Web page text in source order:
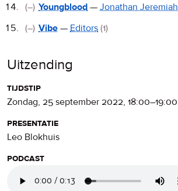
(–) Youngblood — Jonathan Jeremiah
(–) Vibe — Editors (1)
Uitzending
tijdstip
zondag, 25 september 2022, 18:00–19:00
presentatie
Leo Blokhuis
podcast